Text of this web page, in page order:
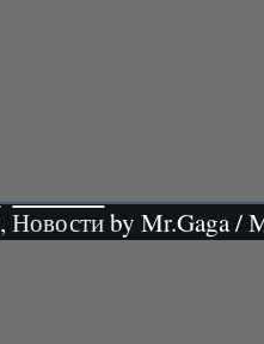
,Новостиby Mr.Gaga /